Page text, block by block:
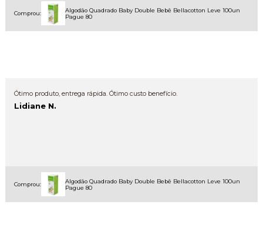
Comprou:
Algodão Quadrado Baby Double Bebê Bellacotton Leve 100un
Pague 80
Ótimo produto, entrega rápida. Ótimo custo benefício.
Lidiane N.
Comprou:
Algodão Quadrado Baby Double Bebê Bellacotton Leve 100un
Pague 80